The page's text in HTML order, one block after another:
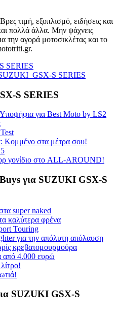
τιμή, εξοπλισμό, ειδήσεις και
πολλά άλλα. Μην ψάχνεις
την αγορά μοτοσικλέτας και το
SERIES
SUZUKI GSX-S SERIES
S SERIES
για Best Moto by LS2
Κομμένο στα μέτρα σου!
γονίδιο στο ALL-AROUND!
για SUZUKI GSX-S
super naked
καλύτερα φρένα
Touring
για την απόλυτη απόλαυση
κρεβατομουρμούρα
από 4.000 ευρώ
SUZUKI GSX-S